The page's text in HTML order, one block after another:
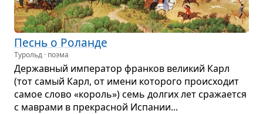
Песнь о Роланде
Турольд · поэма
Дер­жав­ный импе­ра­тор фран­ков вели­кий Карл
(тот самый Карл, от имени кото­рого про­ис­хо­дит
самое слово «король») семь дол­гих лет сра­жа­ется
с мав­рами в пре­крас­ной Испа­нии...